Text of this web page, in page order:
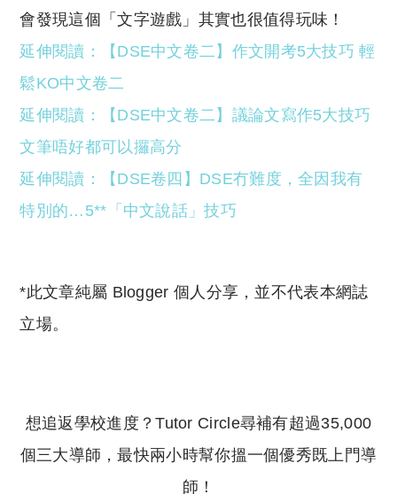
會發現這個「文字遊戲」其實也很值得玩味！
延伸閱讀：【DSE中文卷二】作文開考5大技巧 輕
鬆KO中文卷二
延伸閱讀：【DSE中文卷二】議論文寫作5大技巧
文筆唔好都可以攞高分
延伸閱讀：【DSE卷四】DSE冇難度，全因我有
特別的…5**「中文說話」技巧
*此文章純屬 Blogger 個人分享，並不代表本網誌
立場。
想追返學校進度？Tutor Circle尋補有超過35,000
個三大導師，最快兩小時幫你搵一個優秀既上門導
師！